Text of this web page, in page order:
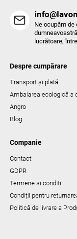
Ne ocupăm de
lucrătoare,
Despre cumpărare
Transport și plată
Ambalarea ecologică a
Angro
Blog
Companie
Contact
GDPR
Termene si condiții
Condiții pentru
Politică de livrare a